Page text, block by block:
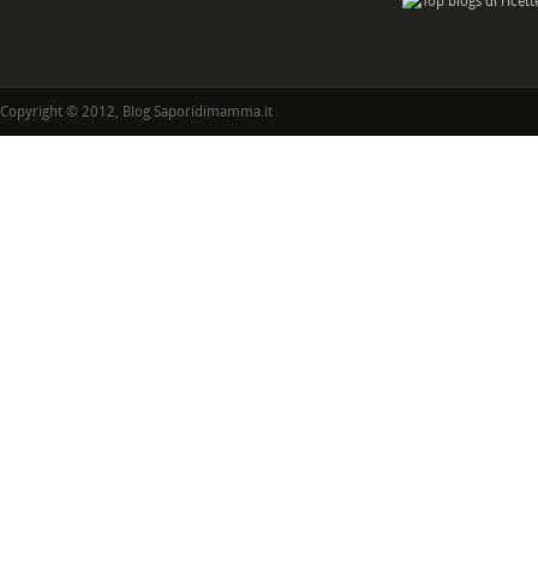
Copyright © 2012, Blog Saporidimamma.it